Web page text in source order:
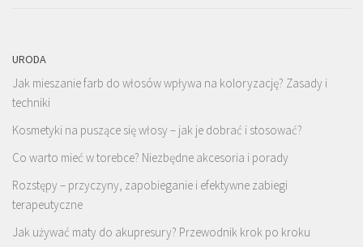
URODA
Jak mieszanie farb do włosów wpływa na koloryzację? Zasady i
techniki
Kosmetyki na puszące się włosy – jak je dobrać i stosować?
Co warto mieć w torebce? Niezbędne akcesoria i porady
Rozstępy – przyczyny, zapobieganie i efektywne zabiegi
terapeutyczne
Jak używać maty do akupresury? Przewodnik krok po kroku